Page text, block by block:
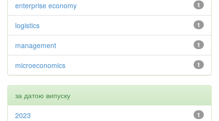
1
enterprise economy
1
logistics
1
management
1
microeconomics
за датою випуску
1
2023